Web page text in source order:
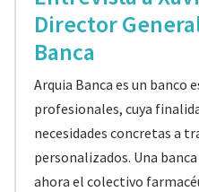
Director
Banca
Arquia Banca es un banco
profesionales, cuya
necesidades concretas a
personalizados. Una
ahora el colectivo